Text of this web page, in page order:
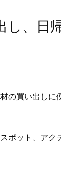
し、日
の買い出しに
ポット、アク